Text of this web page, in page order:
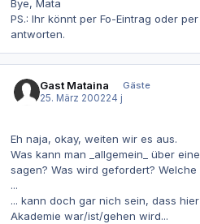
Bye, Mata
PS.: Ihr könnt per Fo-Eintrag oder
antworten.
Gast Mataina
Gäste
25. März 200224 j
Eh naja, okay, weiten wir es aus.
Was kann man _allgemein_ über
sagen? Was wird gefordert?
...
... kann doch gar nich sein, dass
Akademie war/ist/gehen wird...